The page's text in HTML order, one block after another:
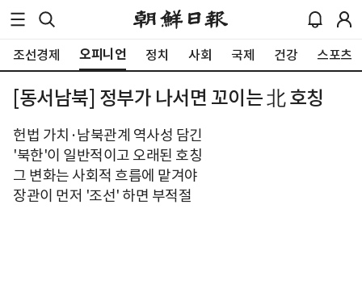
조선경제 오피니언 정치 사회 국제 건강 스포츠
[동서남북] 정부가 나서면 꼬이는 北 호칭
헌법 가치·남북관계 역사성 담긴
'북한'이 일반적이고 오래된 호칭
그 변화는 사회적 흐름에 맡겨야
장관이 먼저 '조선' 하면 부적절